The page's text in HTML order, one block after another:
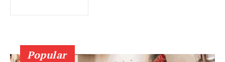
Popular